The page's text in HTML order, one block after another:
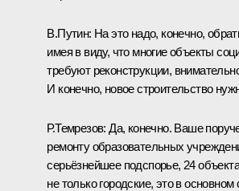
В.Путин: На это надо, конечно,
имея в виду, что многие объекты
требуют реконструкции,
И конечно, новое строительство
Р.Темрезов: Да, конечно. Ваше
ремонту образовательных
серьёзнейшее подспорье, 24
не только городские, это в